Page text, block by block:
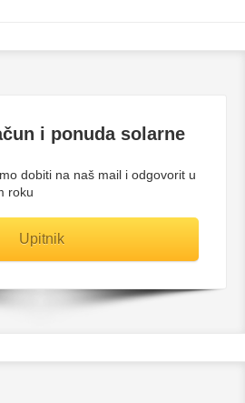
i ponuda solarne
dobiti na naš mail i odgovorit u
roku
Upitnik